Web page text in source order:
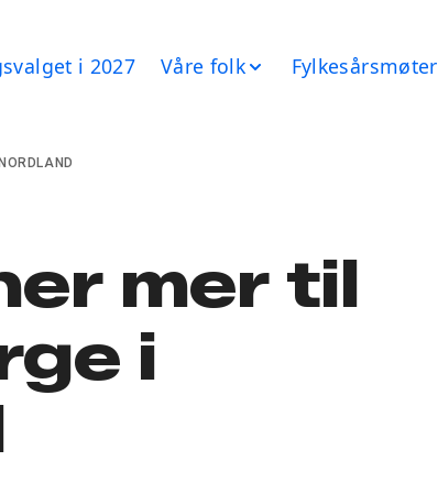
i 2027 Våre folk Fylkesårsmøter
mer til
i